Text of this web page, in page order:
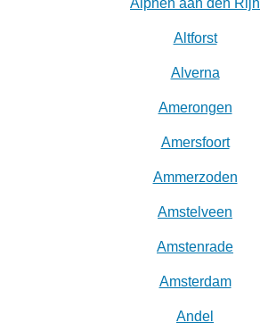
Alphen aan den Rijn
Altforst
Alverna
Amerongen
Amersfoort
Ammerzoden
Amstelveen
Amstenrade
Amsterdam
Andel